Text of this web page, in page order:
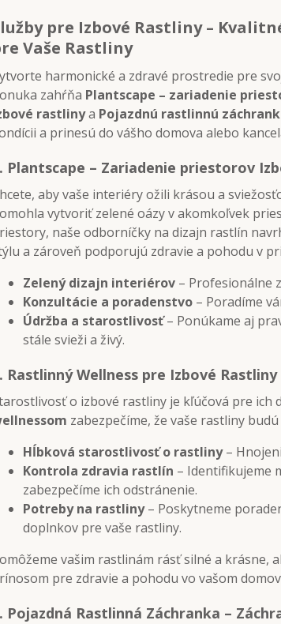
pre Izbové Rastliny –
Vaše Rastliny
harmonické a zdravé prostredie pre
zahŕňa Plantscape – zariadenie
rastlinya Pojazdnú rastlinnú
a prinesú do vášho domova alebo
Plantscape – Zariadenie priestorov
aby vaše interiéry ožili krásou a
vytvoriť zelené oázy v akomkoľvek
naše odborníčky na dizajn rastlín
a zároveň podporujú zdravie a pohodu v
Zelený dizajn interiérov– Profesionálne
Konzultácie a poradenstvo– Poradíme
Údržba a starostlivosť– Ponúkame aj
stále svieži a živý.
Rastlinný Wellness pre Izbové Rastliny
o izbové rastliny je kľúčová pre ich
zabezpečíme, že vaše rastliny
Hĺbková starostlivosť o rastliny–
Kontrola zdravia rastlín – Identifikujeme
zabezpečíme ich odstránenie.
Potreby na rastliny– Poskytneme
doplnkov pre vaše rastliny.
vašim rastlinám rásť silné a krásne,
pre zdravie a pohodu vo vašom
Pojazdná Rastlinná Záchranka –